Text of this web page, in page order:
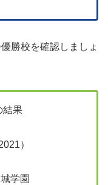
勝校を確認しましょ
結果
）
学園